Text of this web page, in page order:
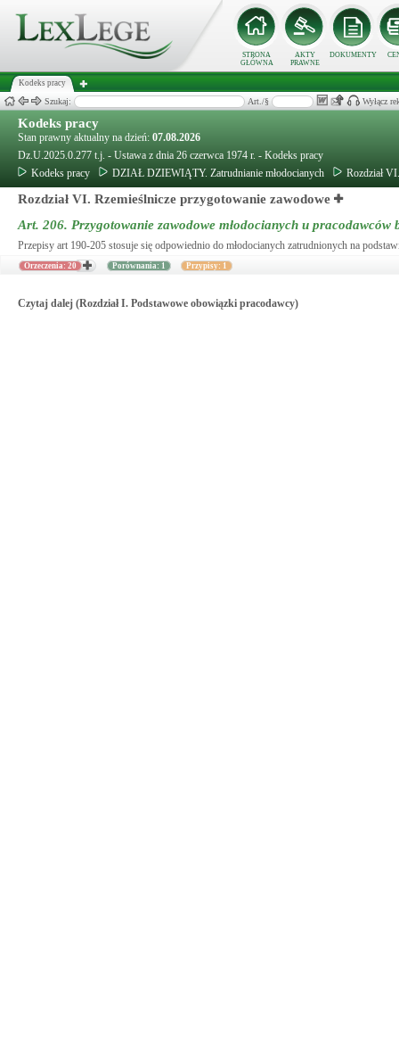
STRONA
GŁÓWNA
AKTY
PRAWNE
DOKUMENTY
Kodeks pracy
Szukaj: Art./§ Wyłącz
Kodeks pracy
Stan prawny aktualny na dzień: 07.08.2026
Dz.U.2025.0.277 t.j. - Ustawa z dnia 26 czerwca 1974 r. - Kodeks pracy
Kodeks pracy
DZIAŁ DZIEWIĄTY. Zatrudnianie młodocianych Rozdział
Rozdział VI. Rzemieślnicze przygotowanie zawodowe
Art. 206. Przygotowanie zawodowe młodocianych u pracodawców
Przepisy art 190-205 stosuje się odpowiednio do młodocianych zatrudnionych na
Orzeczenia: 20 Porównania: 1 Przypisy: 1
Czytaj dalej (Rozdział I. Podstawowe obowiązki pracodawcy)